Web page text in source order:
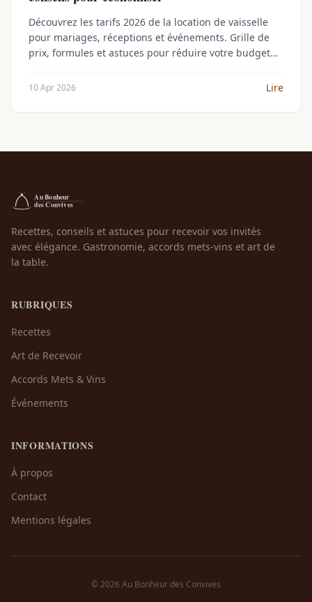
Découvrez les tarifs 2026 de la location de vaisselle
pour mariages, réceptions et événements. Grille de
prix, formules et astuces pour réduire votre budget
10 Apr 2026 Lire
Recettes, conseils et astuces pour recevoir vos invités
avec élégance. Gastronomie, accords mets-vins et art de
la table.
RUBRIQUES
Recettes
Art de Recevoir
Accords Mets & Vins
Événements
INFORMATIONS
À propos
Contact
Mentions légales
© 2026 Au Bonheur des Convives